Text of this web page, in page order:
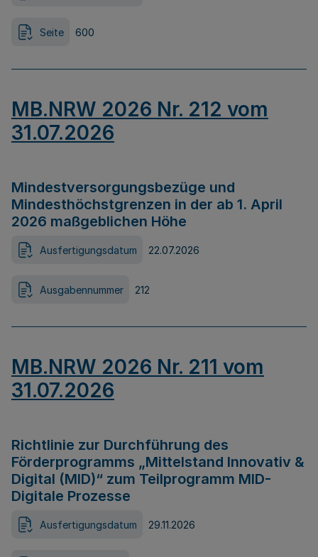
Seite 600
MB.NRW 2026 Nr. 212 vom
31.07.2026
Mindestversorgungsbezüge und
Mindesthöchstgrenzen in der ab 1. April
2026 maßgeblichen Höhe
Ausfertigungsdatum 22.07.2026
Ausgabennummer 212
MB.NRW 2026 Nr. 211 vom
31.07.2026
Richtlinie zur Durchführung des
Förderprogramms „Mittelstand Innovativ &
Digital (MID)“ zum Teilprogramm MID-
Digitale Prozesse
Ausfertigungsdatum 29.11.2026